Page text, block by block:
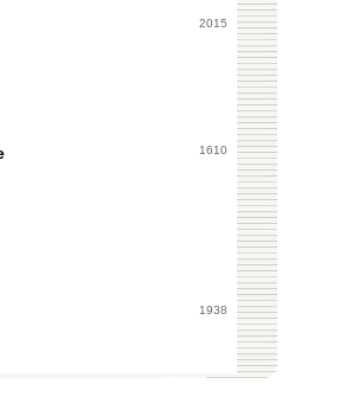
2015
1610
1938